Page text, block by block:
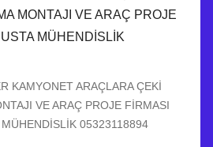
KAMYONET ARAÇLARA ÇEKİ
VE ARAÇ PROJE FİRMASI
MÜHENDİSLİK 05323118894